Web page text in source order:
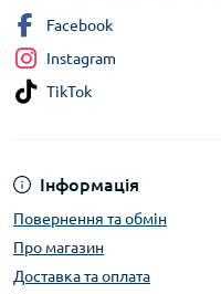
Інформація
Повернення та обмін
Про магазин
Доставка та оплата
Facebook
Instagram
TikTok